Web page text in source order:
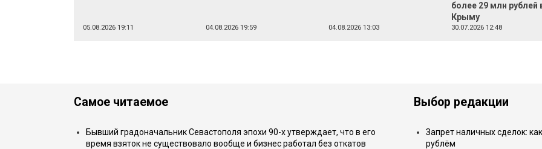
05.08.2026 19:11 04.08.2026 19:59 04.08.2026 13:03
более 29 млн рублей
Крыму
30.07.2026 12:48
Самое читаемое
Бывший градоначальник Севастополя эпохи 90-х утверждает, что в его
время взяток не существовало вообще и бизнес работал без откатов
Выбор редакции
Запрет наличных сделок:
рублём